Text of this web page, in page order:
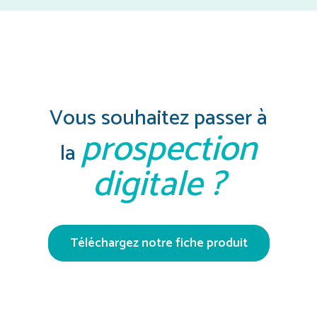
Vous souhaitez passer à
la prospection
digitale ?
Téléchargez notre fiche produit